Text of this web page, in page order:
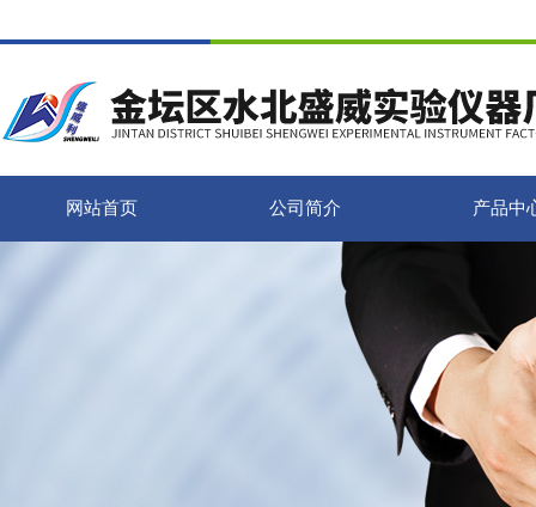
网站首页 公司简介 产品中